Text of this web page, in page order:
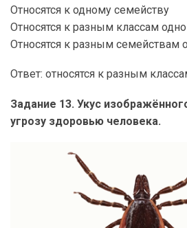
Относятся к одному семейству
Относятся к разным классам
Относятся к разным семействам
Ответ: относятся к разным
Задание 13. Укус
угрозу здоровью человека.